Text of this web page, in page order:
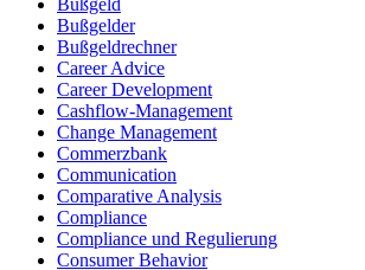
Bußgeld
Bußgelder
Bußgeldrechner
Career Advice
Career Development
Cashflow-Management
Change Management
Commerzbank
Communication
Comparative Analysis
Compliance
Compliance und Regulierung
Consumer Behavior